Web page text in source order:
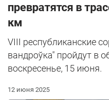
превратятся в
км
VIII республиканские
вандроўка" пройдут в
воскресенье, 15 июня.
12 июня 2025